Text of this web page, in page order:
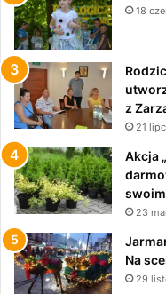
18
z
21
Akcja
23
Na
29